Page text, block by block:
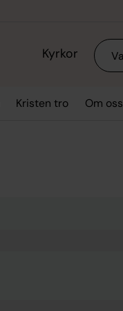
Kyrkor Sök
Kristen tro Om oss